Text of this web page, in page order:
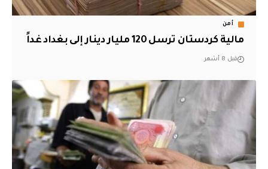
أمن
مالية كردستان ترسل 120 مليار دينار إلى بغداد غداً
قبل 8 أشهر